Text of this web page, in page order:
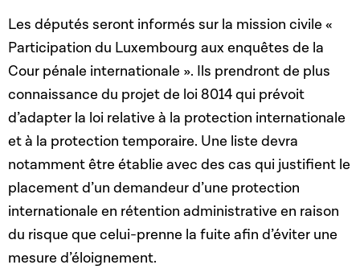
Les députés seront informés sur la mission civile «
Participation du Luxembourg aux enquêtes de la
Cour pénale internationale ». Ils prendront de plus
connaissance du projet de loi 8014 qui prévoit
d’adapter la loi relative à la protection internationale
et à la protection temporaire. Une liste devra
notamment être établie avec des cas qui justifient le
placement d’un demandeur d’une protection
internationale en rétention administrative en raison
du risque que celui-prenne la fuite afin d’éviter une
mesure d’éloignement.